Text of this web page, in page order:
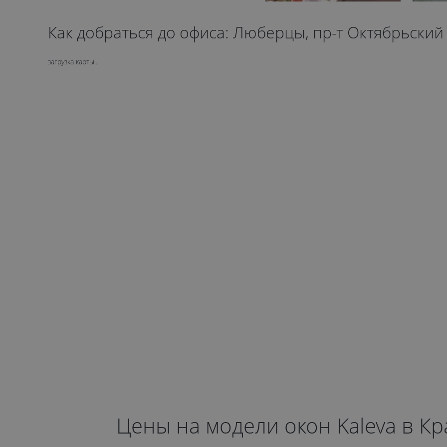
Как добраться до офиса: Люберцы, пр-т Октябрьский
загрузка карты...
Цены на модели окон Kaleva в